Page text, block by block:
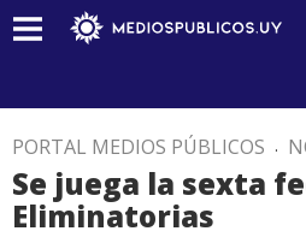
PORTAL MEDIOS PÚBLICOS .
Se juega la sexta
Eliminatorias